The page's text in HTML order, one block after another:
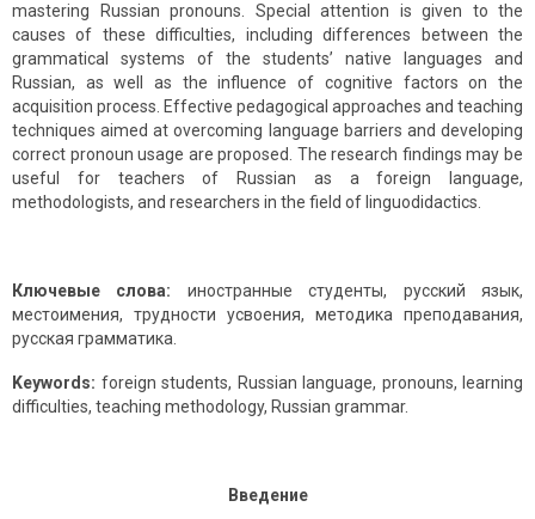
mastering Russian pronouns. Special attention is given to the
causes of these difficulties, including differences between the
grammatical systems of the students’ native languages and
Russian, as well as the influence of cognitive factors on the
acquisition process. Effective pedagogical approaches and teaching
techniques aimed at overcoming language barriers and developing
correct pronoun usage are proposed. The research findings may be
useful for teachers of Russian as a foreign language,
methodologists, and researchers in the field of linguodidactics.
Ключевые слова: иностранные студенты, русский язык,
местоимения, трудности усвоения, методика преподавания,
русская грамматика.
Keywords: foreign students, Russian language, pronouns, learning
difficulties, teaching methodology, Russian grammar.
Введение